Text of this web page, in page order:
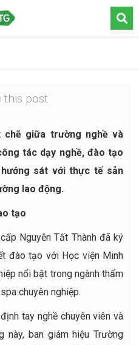
this post
giữa trường nghề và
tác dạy nghề, đào tạo
sát với thực tế sản
lao động.
tạo
Nguyễn Tất Thành đã ký
đào tạo với Học viện Minh
nổi bật trong ngành thẩm
chuyên nghiệp.
tay nghề chuyên viên và
ban giám hiệu Trường